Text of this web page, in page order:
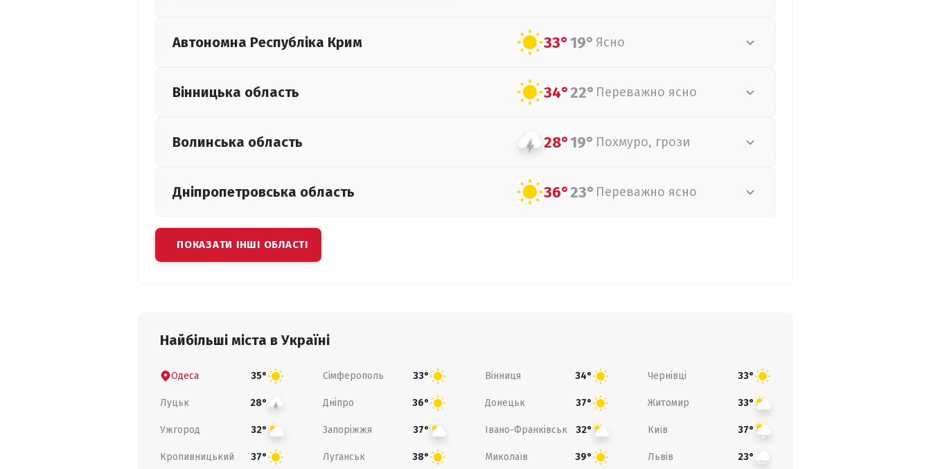
Автономна Республіка Крим 33°19° Ясно
Вінницька область 34°22° Переважно ясно
Волинська область 28°19° Похмуро, грози
Дніпропетровська область 36°23° Переважно ясно
ПОКАЗАТИ ІНШІ ОБЛАСТІ
Найбільші міста в Україні
Одеса 35° Сімферополь 33° Вінниця 34° Чернівці 33°
Луцьк 28° Дніпро 36° Донецьк 37° Житомир 33°
Ужгород 32° Запоріжжя 37° Івано-Франківськ 32° Київ 37°
Кропивницький 37° Луганськ 38° Миколаїв 39° Львів 23°